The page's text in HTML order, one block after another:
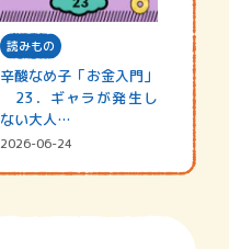
読みもの
辛酸なめ子「お金入門」
23．ギャラが発生し
ない大人…
2026-06-24